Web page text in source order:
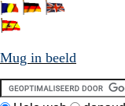
Mug in beeld